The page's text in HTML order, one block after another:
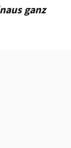
ganz